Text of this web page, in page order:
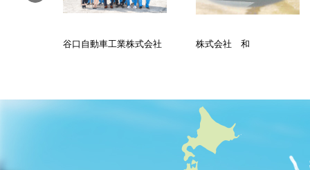
谷口自動車工業株式会社 株式会社 和